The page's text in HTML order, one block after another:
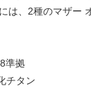
、2種のマザー
準拠
チタン